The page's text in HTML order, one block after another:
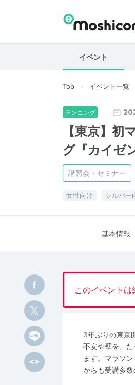
イベント
Top イベント一覧
ランニング
【東京】
グ『カイゼ
講習会・セミナー
女性向け シルバー
基本情報
このイベントは
3年ぶりの東京
不安や壁を、
ます。マラソ
からも受講多数